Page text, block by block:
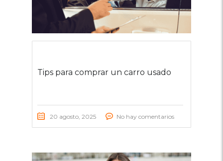
Tips para comprar un carro usado
20 agosto, 2025 No hay comentarios